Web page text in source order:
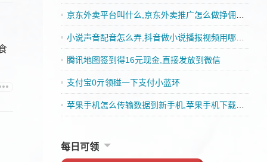
京东外卖平台叫什么,京东外卖推广怎么做挣佣金的
小说声音配音怎么弄,抖音做小说播报视频用哪一款配音好
腾讯地图签到得16元现金,直接发放到微信
支付宝0亓领碰一下支付小蓝环
苹果手机怎么传输数据到新手机,苹果手机下载App有收益吗
每日可领